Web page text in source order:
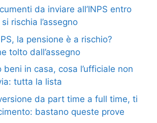
da inviare all’INPS entro
rischia l’assegno
la pensione è a rischio?
tolto dall’assegno
beni in casa, cosa l’ufficiale non
tutta la lista
da part time a full time, ti
bastano queste prove